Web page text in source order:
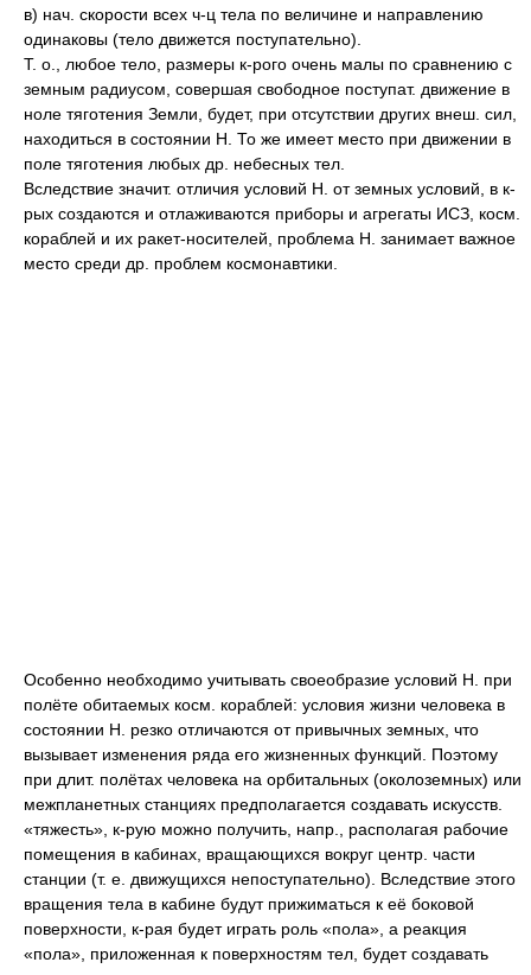
в) нач. скорости всех ч-ц тела по величине и направлению
одинаковы (тело движется поступательно).
Т. о., любое тело, размеры к-рого очень малы по сравнению с
земным радиусом, совершая свободное поступат. движение в
ноле тяготения Земли, будет, при отсутствии других внеш. сил,
находиться в состоянии Н. То же имеет место при движении в
поле тяготения любых др. небесных тел.
Вследствие значит. отличия условий Н. от земных условий, в к-
рых создаются и отлаживаются приборы и агрегаты ИСЗ, косм.
кораблей и их ракет-носителей, проблема Н. занимает важное
место среди др. проблем космонавтики.
Особенно необходимо учитывать своеобразие условий Н. при
полёте обитаемых косм. кораблей: условия жизни человека в
состоянии Н. резко отличаются от привычных земных, что
вызывает изменения ряда его жизненных функций. Поэтому
при длит. полётах человека на орбитальных (околоземных) или
межпланетных станциях предполагается создавать искусств.
«тяжесть», к-рую можно получить, напр., располагая рабочие
помещения в кабинах, вращающихся вокруг центр. части
станции (т. е. движущихся непоступательно). Вследствие этого
вращения тела в кабине будут прижиматься к её боковой
поверхности, к-рая будет играть роль «пола», а реакция
«пола», приложенная к поверхностям тел, будет создавать